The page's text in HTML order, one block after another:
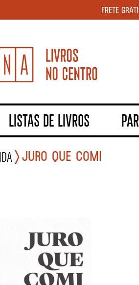
FRETE
LISTAS DE LIVROS
JURO QUE COMI